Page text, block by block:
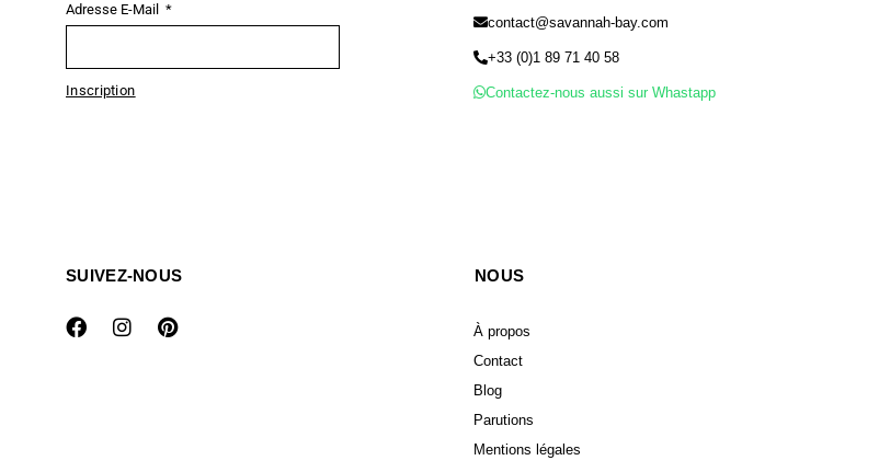
Adresse E-Mail
Inscription
contact@savannah-bay.com
+33 (0)1 89 71 40 58
Contactez-nous aussi sur Whastapp
SUIVEZ-NOUS NOUS
À propos
Contact
Blog
Parutions
Mentions légales